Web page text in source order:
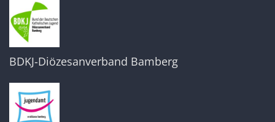
BDKJ-Diözesanverband Bamberg